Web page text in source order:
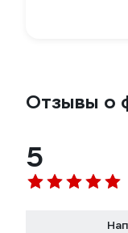
Отзывы о
5